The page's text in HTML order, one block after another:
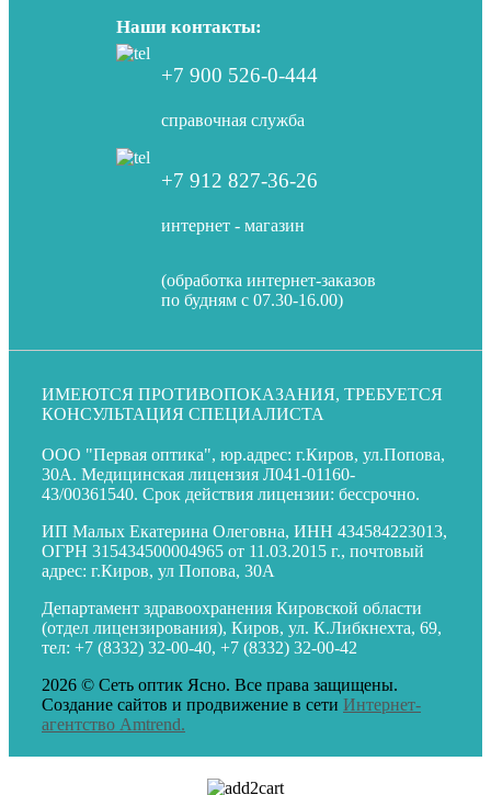
Наши контакты:
+7 900 526-0-444
справочная служба
+7 912 827-36-26
интернет - магазин
(обработка интернет-заказов
по будням с 07.30-16.00)
ИМЕЮТСЯ ПРОТИВОПОКАЗАНИЯ, ТРЕБУЕТСЯ
КОНСУЛЬТАЦИЯ СПЕЦИАЛИСТА
ООО "Первая оптика", юр.адрес: г.Киров, ул.Попова,
30А. Медицинская лицензия Л041-01160-
43/00361540. Срок действия лицензии: бессрочно.
ИП Малых Екатерина Олеговна, ИНН 434584223013,
ОГРН 315434500004965 от 11.03.2015 г., почтовый
адрес: г.Киров, ул Попова, 30А
Департамент здравоохранения Кировской области
(отдел лицензирования), Киров, ул. К.Либкнехта, 69,
тел: +7 (8332) 32-00-40, +7 (8332) 32-00-42
2026 © Сеть оптик Ясно. Все права защищены.
Создание сайтов и продвижение в сети Интернет-
агентство Amtrend.